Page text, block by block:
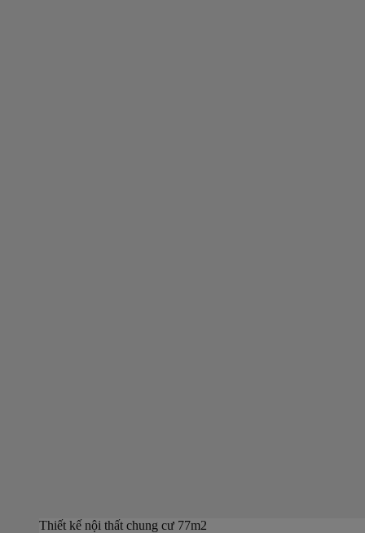
Thiết kế nội thất chung cư 77m2